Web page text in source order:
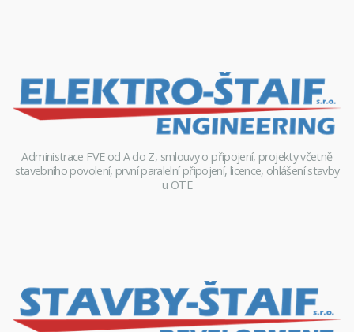
Administrace FVE od A do Z, smlouvy o připojení, projekty včetně
stavebního povolení, první paralelní připojení, licence, ohlášení stavby
u OTE